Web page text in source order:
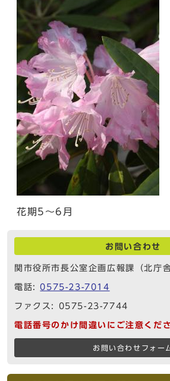
花期5～6月
お問い合わせ
関市役所市長公室企画広報課（北庁
電話:0575-23-7014
ファクス: 0575-23-7744
電話番号のかけ間違いにご注意くださ
お問い合わせフォー